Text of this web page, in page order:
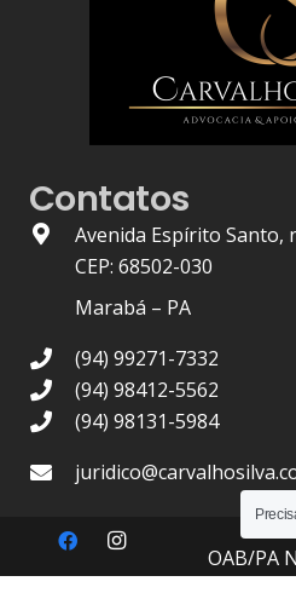
Contatos
Avenida Espírito Santo,
CEP: 68502-030
Marabá – PA
(94) 99271-7332
(94) 98412-5562
(94) 98131-5984
OAB/PA